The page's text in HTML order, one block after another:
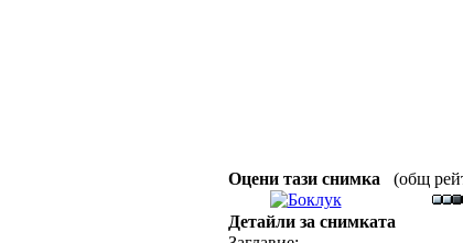
Оцени тази снимка
(общ
Детайли за снимката